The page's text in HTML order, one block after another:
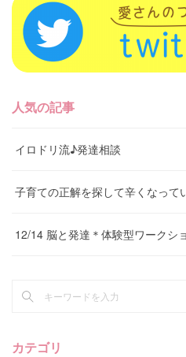
人気の記事
イロドリ流♪発達相談
子育ての正解を探して辛くなって
12/14 脳と発達＊体験型ワークシ
カテゴリ